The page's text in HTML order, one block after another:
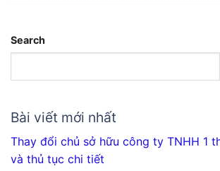
Search
Bài viết mới nhất
Thay đổi chủ sở hữu công ty TNHH 1
và thủ tục chi tiết